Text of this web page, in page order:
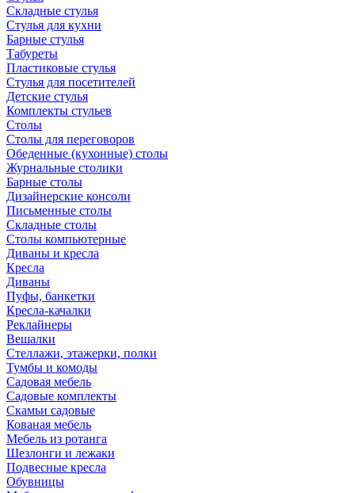
Складные стулья
Стулья для кухни
Барные стулья
Табуреты
Пластиковые стулья
Стулья для посетителей
Детские стулья
Комплекты стульев
Столы
Столы для переговоров
Обеденные (кухонные) столы
Журнальные столики
Барные столы
Дизайнерские консоли
Письменные столы
Складные столы
Столы компьютерные
Диваны и кресла
Кресла
Диваны
Пуфы, банкетки
Кресла-качалки
Реклайнеры
Вешалки
Стеллажи, этажерки, полки
Тумбы и комоды
Садовая мебель
Садовые комплекты
Скамьи садовые
Кованая мебель
Мебель из ротанга
Шезлонги и лежаки
Подвесные кресла
Обувницы